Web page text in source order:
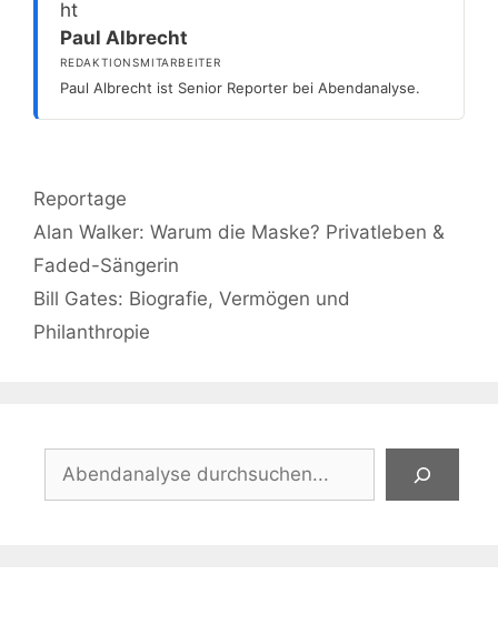
Paul Albrecht
REDAKTIONSMITARBEITER
Paul Albrecht ist Senior Reporter bei Abendanalyse.
Kategorien
Reportage
Alan Walker: Warum die Maske? Privatleben &
Faded-Sängerin
Bill Gates: Biografie, Vermögen und
Philanthropie
Suchen